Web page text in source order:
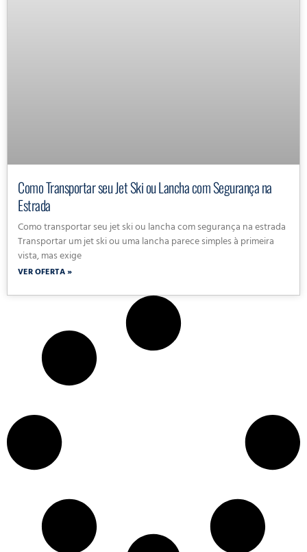
Como Transportar seu Jet Ski ou Lancha com Segurança na
Estrada
Como transportar seu jet ski ou lancha com segurança na estrada
Transportar um jet ski ou uma lancha parece simples à primeira
vista, mas exige
VER OFERTA »